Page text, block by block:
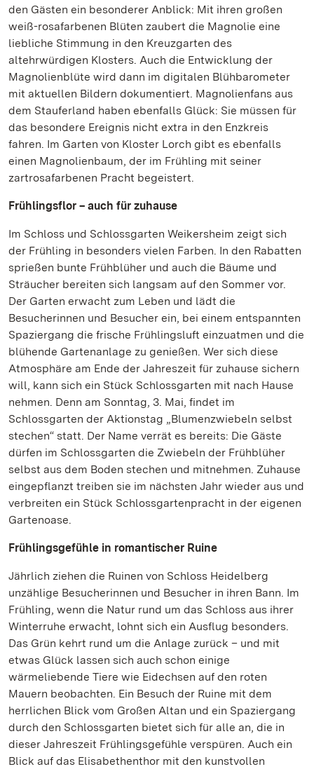
den Gästen ein besonderer Anblick: Mit ihren großen
weiß-rosafarbenen Blüten zaubert die Magnolie eine
liebliche Stimmung in den Kreuzgarten des
altehrwürdigen Klosters. Auch die Entwicklung der
Magnolienblüte wird dann im digitalen Blühbarometer
mit aktuellen Bildern dokumentiert. Magnolienfans aus
dem Stauferland haben ebenfalls Glück: Sie müssen für
das besondere Ereignis nicht extra in den Enzkreis
fahren. Im Garten von Kloster Lorch gibt es ebenfalls
einen Magnolienbaum, der im Frühling mit seiner
zartrosafarbenen Pracht begeistert.
Frühlingsflor – auch für zuhause
Im Schloss und Schlossgarten Weikersheim zeigt sich
der Frühling in besonders vielen Farben. In den Rabatten
sprießen bunte Frühblüher und auch die Bäume und
Sträucher bereiten sich langsam auf den Sommer vor.
Der Garten erwacht zum Leben und lädt die
Besucherinnen und Besucher ein, bei einem entspannten
Spaziergang die frische Frühlingsluft einzuatmen und die
blühende Gartenanlage zu genießen. Wer sich diese
Atmosphäre am Ende der Jahreszeit für zuhause sichern
will, kann sich ein Stück Schlossgarten mit nach Hause
nehmen. Denn am Sonntag, 3. Mai, findet im
Schlossgarten der Aktionstag „Blumenzwiebeln selbst
stechen“ statt. Der Name verrät es bereits: Die Gäste
dürfen im Schlossgarten die Zwiebeln der Frühblüher
selbst aus dem Boden stechen und mitnehmen. Zuhause
eingepflanzt treiben sie im nächsten Jahr wieder aus und
verbreiten ein Stück Schlossgartenpracht in der eigenen
Gartenoase.
Frühlingsgefühle in romantischer Ruine
Jährlich ziehen die Ruinen von Schloss Heidelberg
unzählige Besucherinnen und Besucher in ihren Bann. Im
Frühling, wenn die Natur rund um das Schloss aus ihrer
Winterruhe erwacht, lohnt sich ein Ausflug besonders.
Das Grün kehrt rund um die Anlage zurück – und mit
etwas Glück lassen sich auch schon einige
wärmeliebende Tiere wie Eidechsen auf den roten
Mauern beobachten. Ein Besuch der Ruine mit dem
herrlichen Blick vom Großen Altan und ein Spaziergang
durch den Schlossgarten bietet sich für alle an, die in
dieser Jahreszeit Frühlingsgefühle verspüren. Auch ein
Blick auf das Elisabethenthor mit den kunstvollen